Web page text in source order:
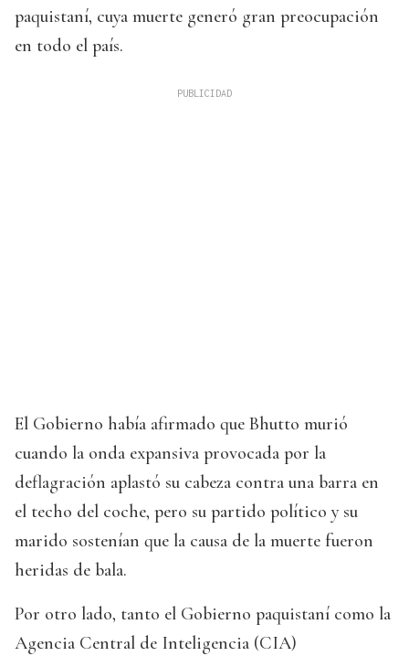
paquistaní, cuya muerte generó gran preocupación
en todo el país.
El Gobierno había afirmado que Bhutto murió
cuando la onda expansiva provocada por la
deflagración aplastó su cabeza contra una barra en
el techo del coche, pero su partido político y su
marido sostenían que la causa de la muerte fueron
heridas de bala.
Por otro lado, tanto el Gobierno paquistaní como la
Agencia Central de Inteligencia (CIA)